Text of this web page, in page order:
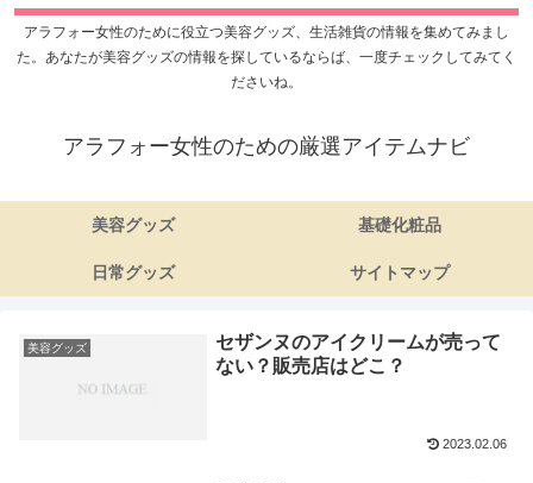
アラフォー女性のために役立つ美容グッズ、生活雑貨の情報を集めてみまし
た。あなたが美容グッズの情報を探しているならば、一度チェックしてみてく
ださいね。
アラフォー女性のための厳選アイテムナビ
美容グッズ 基礎化粧品
日常グッズ サイトマップ
美容グッズ
セザンヌのアイクリームが売って
ない？販売店はどこ？
2023.02.06